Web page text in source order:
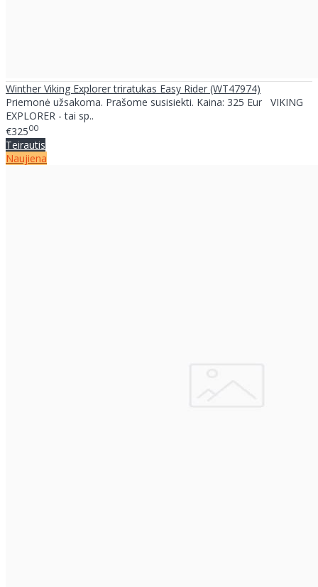
Winther Viking Explorer triratukas Easy Rider (WT47974)
Priemonė užsakoma. Prašome susisiekti. Kaina: 325 Eur VIKING
EXPLORER - tai sp..
€32500
Teirautis
Naujiena